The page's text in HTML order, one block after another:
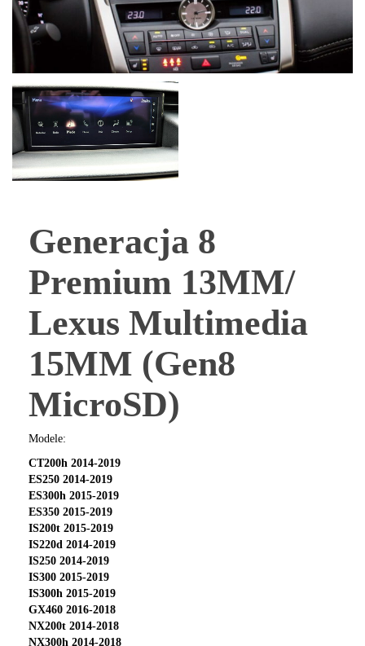
Generacja 8
Premium 13MM/
Lexus Multimedia
15MM (Gen8
MicroSD)
Modele:
CT200h 2014-2019
ES250 2014-2019
ES300h 2015-2019
ES350 2015-2019
IS200t 2015-2019
IS220d 2014-2019
IS250 2014-2019
IS300 2015-2019
IS300h 2015-2019
GX460 2016-2018
NX200t 2014-2018
NX300h 2014-2018